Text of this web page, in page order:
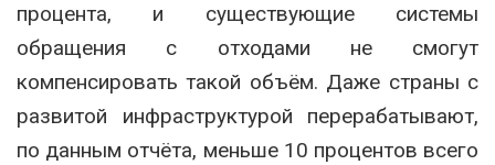
процента, и существующие системы
обращения с отходами не смогут
компенсировать такой объём. Даже страны с
развитой инфраструктурой перерабатывают,
по данным отчёта, меньше 10 процентов всего